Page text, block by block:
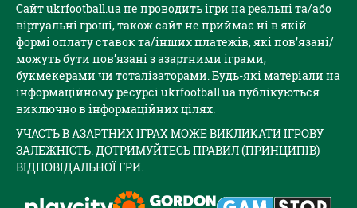
Сайт ukrfootball.ua не проводить ігри на реальні та/або
віртуальні гроші, також сайт не приймає ні в якій
формі оплату ставок та/інших платежів, які пов’язані/
можуть бути пов’язані з азартними іграми,
букмекерами чи тоталізаторами. Будь-які матеріали на
інформаційному ресурсі ukrfootball.ua публікуються
виключно в інформаційних цілях.
УЧАСТЬ В АЗАРТНИХ ІГРАХ МОЖЕ ВИКЛИКАТИ ІГРОВУ
ЗАЛЕЖНІСТЬ. ДОТРИМУЙТЕСЬ ПРАВИЛ (ПРИНЦИПІВ)
ВІДПОВІДАЛЬНОЇ ГРИ.